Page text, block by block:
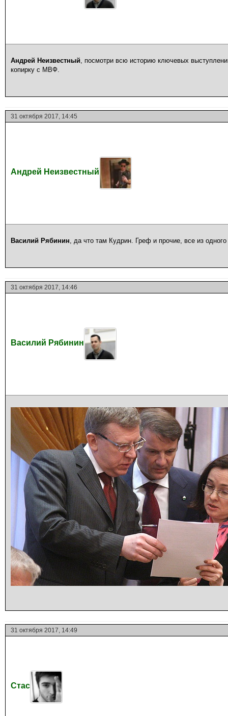
Андрей Неизвестный , посмотри всю историю ключевых
копирку с МВФ.
31 октября 2017, 14:45
Андрей Неизвестный
Василий Рябинин , да что там Кудрин. Греф и прочие, все из
31 октября 2017, 14:46
Василий Рябинин
31 октября 2017, 14:49
Стас